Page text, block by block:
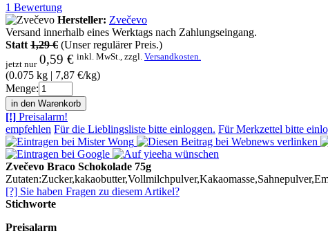
1 Bewertung
Hersteller: Zvečevo
Versand innerhalb eines Werktags nach Zahlungseingang.
Statt 1,29 € (Unser regulärer Preis.)
jetzt nur 0,59 € inkl. MwSt., zzgl. Versandkosten.
(0.075 kg | 7,87 €/kg)
Menge:
[!] Preisalarm!
empfehlen Für die Lieblingsliste bitte einloggen. Für Merkzettel bitte
Zvečevo Braco Schokolade 75g
[?] Sie haben Fragen zu diesem Artikel?
Stichworte
Preisalarm